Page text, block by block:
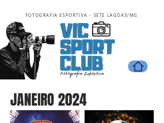
FOTOGRAFIA ESPORTIVA - SETE LAGOAS/MG
JANEIRO 2024